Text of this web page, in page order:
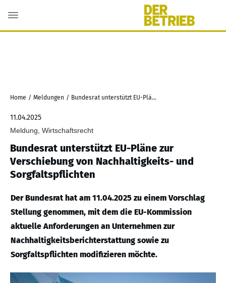
Home / Meldungen / Bundesrat unterstützt EU-Pläne zur Verschiebung von Nachhaltigkeits- und Sorgfaltspflichten
11.04.2025
Meldung, Wirtschaftsrecht
Bundesrat unterstützt EU-Pläne zur
Verschiebung von Nachhaltigkeits- und
Sorgfaltspflichten
Der Bundesrat hat am 11.04.2025 zu einem Vorschlag
Stellung genommen, mit dem die EU-Kommission
aktuelle Anforderungen an Unternehmen zur
Nachhaltigkeitsberichterstattung sowie zu
Sorgfaltspflichten modifizieren möchte.